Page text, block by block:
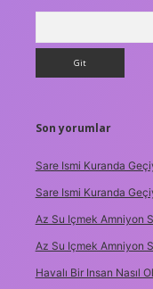
Son yorumlar
Sare Ismi Kuranda
Sare Ismi Kuranda
Az Su Içmek Amniyon
Az Su Içmek Amniyon
Havalı Bir Insan Nasıl